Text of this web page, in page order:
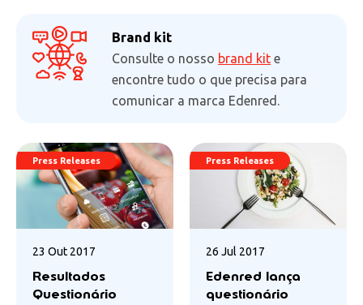
Brand kit
Consulte o nosso brand kit e
encontre tudo o que precisa para
comunicar a marca Edenred.
Press Releases
23 Out 2017
Resultados
Questionário
Press Releases
26 Jul 2017
Edenred lança
questionário